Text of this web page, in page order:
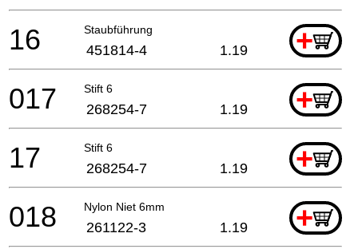
Staubführung +
16 451814-4 1.19
Stift 6 +
017 268254-7 1.19
Stift 6 +
17 268254-7 1.19
Nylon Niet 6mm +
018 261122-3 1.19